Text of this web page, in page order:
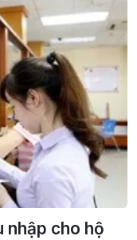
nhập cho hộ